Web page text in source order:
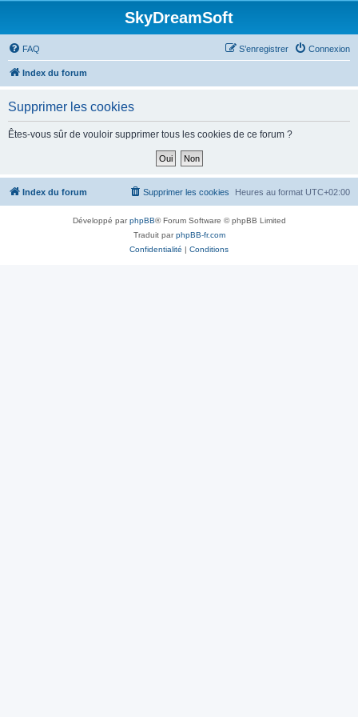
SkyDreamSoft
FAQ Connexion
S’enregistrer
Index du forum
Supprimer les cookies
Êtes-vous sûr de vouloir supprimer tous les cookies de ce forum ?
Index du forum Heures au format UTC+02:00
Supprimer les cookies
Développé parphpBB® Forum Software © phpBB Limited
Traduit parphpBB-fr.com
Confidentialité | Conditions